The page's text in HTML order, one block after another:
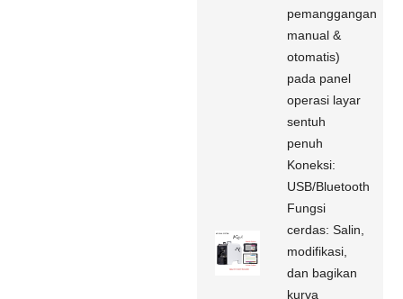
pemanggangan
manual &
otomatis)
pada panel
operasi layar
sentuh
penuh
Koneksi:
USB/Bluetooth
Fungsi
cerdas: Salin,
modifikasi,
dan bagikan
kurva